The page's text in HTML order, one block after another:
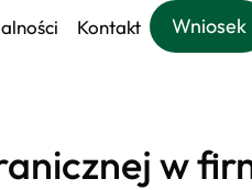
Kontakt Wniosek
w